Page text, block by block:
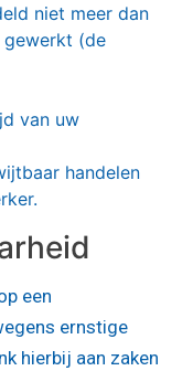
niet meer dan
gewerkt (de
van uw
handelen
een
ernstige
hierbij aan zaken